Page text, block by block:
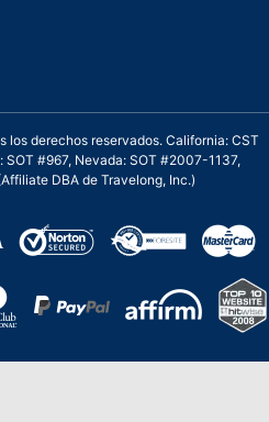
derechos reservados. California: CST
#967, Nevada: SOT #2007-1137,
DBA de Travelong, Inc.)